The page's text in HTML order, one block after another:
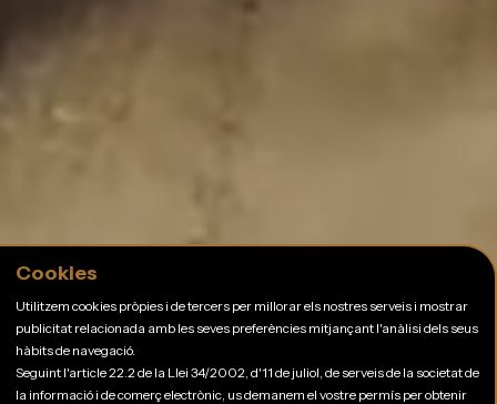
Cookies
Utilitzem cookies pròpies i de tercers per millorar els nostres serveis i mostrar
publicitat relacionada amb les seves preferències mitjançant l'anàlisi dels seus
hàbits de navegació.
Seguint l'article 22.2 de la Llei 34/2002, d'11 de juliol, de serveis de la societat de
la informació i de comerç electrònic, us demanem el vostre permís per obtenir